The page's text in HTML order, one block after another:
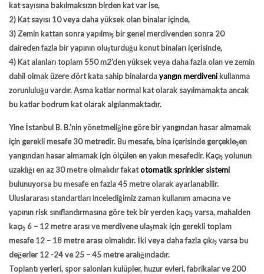
kat sayısına bakılmaksızın birden kat var ise,
2) Kat sayısı 10 veya daha yüksek olan binalar içinde,
3) Zemin kattan sonra yapılmış bir genel merdivenden sonra 20
daireden fazla bir yapının oluşturduğu konut binaları içerisinde,
4) Kat alanları toplam 550 m2’den yüksek veya daha fazla olan ve zemin
dahil olmak üzere dört kata sahip binalardayangın merdiveni kullanma
zorunluluğu vardır. Asma katlar normal kat olarak sayılmamakta ancak
bu katlar bodrum kat olarak algılanmaktadır.
Yine İstanbul B. B.’nin yönetmeliğine göre bir yangından hasar almamak
için gerekli mesafe 30 metredir. Bu mesafe, bina içerisinde gerçekleşen
yangından hasar almamak için ölçülen en yakın mesafedir. Kaçış yolunun
uzaklığı en az 30 metre olmalıdır fakatotomatik sprinkler sistemi
bulunuyorsa bu mesafe en fazla 45 metre olarak ayarlanabilir.
Uluslararası standartları incelediğimiz zaman kullanım amacına ve
yapının risk sınıflandırmasına göre tek bir yerden kaçış varsa, mahalden
kaçış 6 – 12 metre arası ve merdivene ulaşmak için gerekli toplam
mesafe 12 – 18 metre arası olmalıdır. İki veya daha fazla çıkış varsa bu
değerler 12 -24 ve 25 – 45 metre aralığındadır.
Toplantı yerleri, spor salonları kulüpler, huzur evleri, fabrikalar ve 200